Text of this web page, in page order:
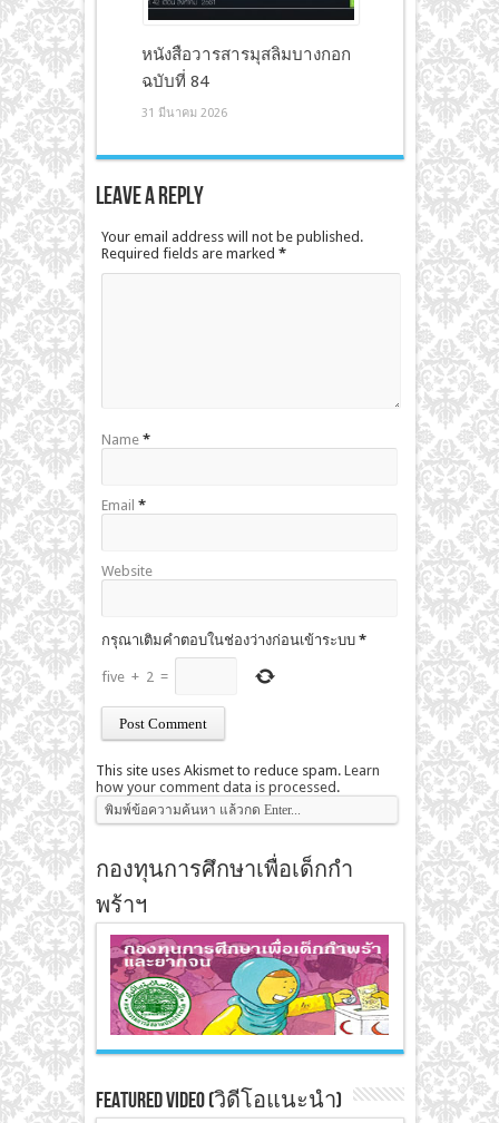
หนังสือวารสารมุสลิมบางกอก
ฉบับที่ 84
31 มีนาคม 2026
Leave a Reply
Your email address will not be published.
Required fields are marked *
Name *
Email *
Website
กรุณาเติมคำตอบในช่องว่างก่อนเข้าระบบ*
five + 2 =
This site uses Akismet to reduce spam. Learn
how your comment data is processed .
กองทุนการศึกษาเพื่อเด็กกำ
พร้าฯ
Featured Video (วิดีโอแนะนำ)